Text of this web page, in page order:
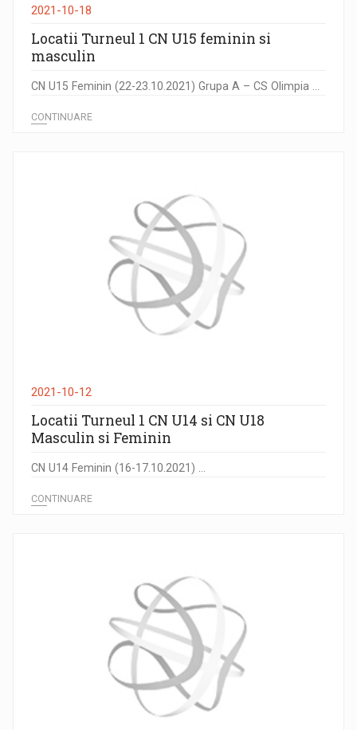
2021-10-18
Locatii Turneul 1 CN U15 feminin si
masculin
CN U15 Feminin (22-23.10.2021) Grupa A – CS Olimpia ...
CONTINUARE
2021-10-12
Locatii Turneul 1 CN U14 si CN U18
Masculin si Feminin
CN U14 Feminin (16-17.10.2021) ...
CONTINUARE